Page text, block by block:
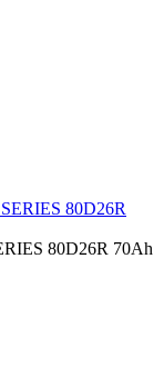
80D26R 70Ah